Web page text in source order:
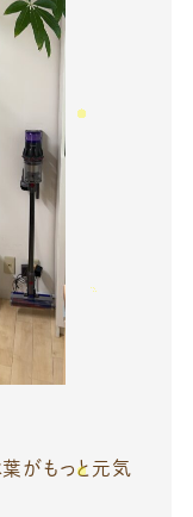
がもっと元気